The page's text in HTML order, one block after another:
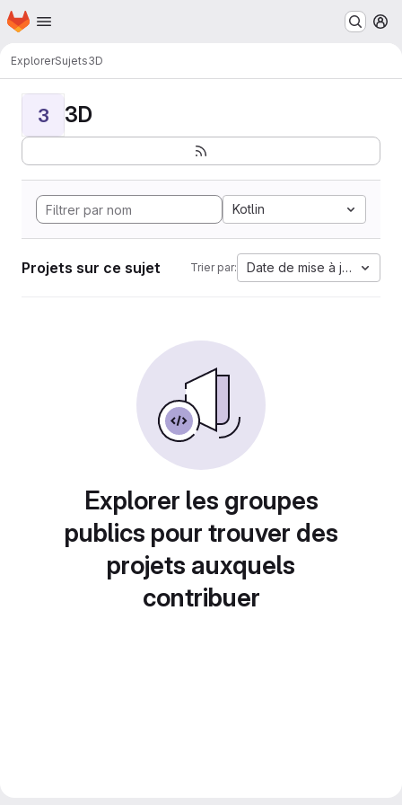
Passer au contenu principal
Page d'accueil
ExplorerSujets3D
3 3D
Kotlin
Projets sur ce sujet Trier par: Date de mise à jour
Explorer les groupes
publics pour trouver des
projets auxquels
contribuer